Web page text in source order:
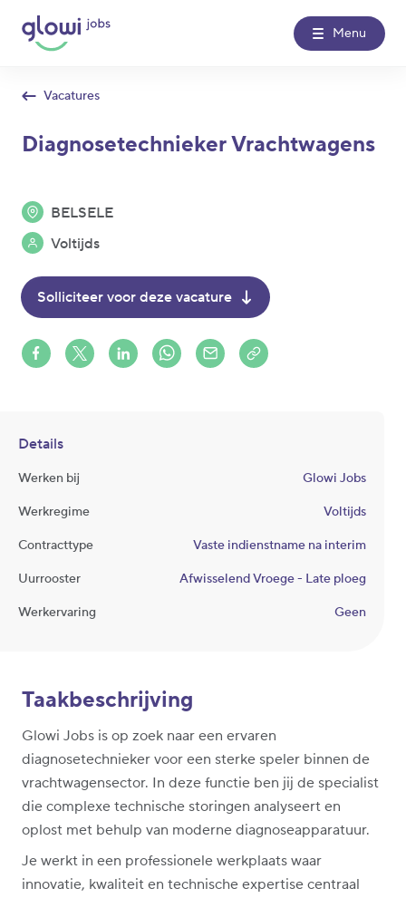
Menu
Glowi Glowi Jobs Het Poetsbureau
Nieuws
Vacatures
Diagnosetechnieker Vrachtwagens
Share on Facebook
Share on X (formerly Twitter)
Share on LinkedIn
Share via Whatsapp
Share via MailCopy to clipboard
BELSELE
Voltijds
Solliciteer voor deze vacature
Details
Werken bij Glowi Jobs
Werkregime Voltijds
Contracttype Vaste indienstname na interim
Uurrooster Afwisselend Vroege - Late ploeg
Werkervaring Geen
Taakbeschrijving
Glowi Jobs is op zoek naar een ervaren
diagnosetechnieker voor een sterke speler binnen de
vrachtwagensector. In deze functie ben jij de specialist
die complexe technische storingen analyseert en
oplost met behulp van moderne diagnoseapparatuur.
Je werkt in een professionele werkplaats waar
innovatie, kwaliteit en technische expertise centraal